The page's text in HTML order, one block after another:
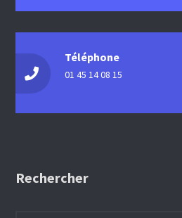
Téléphone
01 45 14 08 15
Rechercher